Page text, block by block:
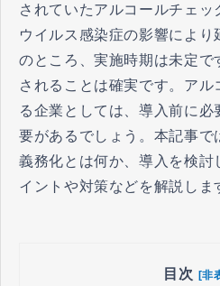
されていたアルコールチェ
ウイルス感染症の影響によ
のところ、実施時期は未定
されることは確実です。ア
る企業としては、導入前に
要があるでしょう。本記事で
義務化とは何か、導入を検討
イントや対策などを解説しま
目次 [非